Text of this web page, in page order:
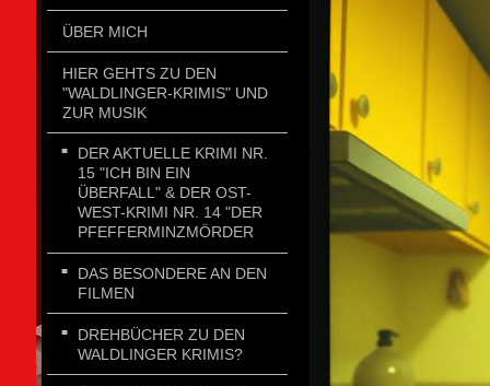
ÜBER MICH
HIER GEHTS ZU DEN
"WALDLINGER-KRIMIS" UND
ZUR MUSIK
DER AKTUELLE KRIMI NR.
15 "ICH BIN EIN
ÜBERFALL" & DER OST-
WEST-KRIMI NR. 14 "DER
PFEFFERMINZMÖRDER
DAS BESONDERE AN DEN
FILMEN
DREHBÜCHER ZU DEN
WALDLINGER KRIMIS?